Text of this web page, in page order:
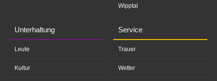
Wipptal
Unterhaltung
Leute
Kultur
Service
Trauer
Wetter